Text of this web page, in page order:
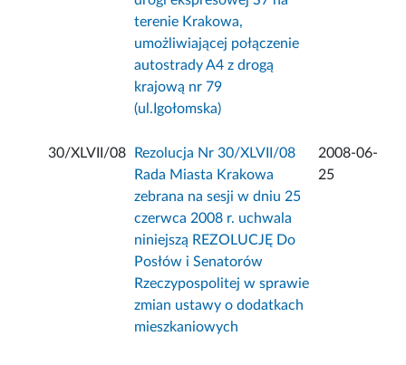
terenie Krakowa,
umożliwiającej połączenie
autostrady A4 z drogą
krajową nr 79
(ul.Igołomska)
30/XLVII/08
Rezolucja Nr 30/XLVII/08
Rada Miasta Krakowa
zebrana na sesji w dniu 25
czerwca 2008 r. uchwala
niniejszą REZOLUCJĘ Do
Posłów i Senatorów
Rzeczypospolitej w sprawie
zmian ustawy o dodatkach
mieszkaniowych
2008-06-
25